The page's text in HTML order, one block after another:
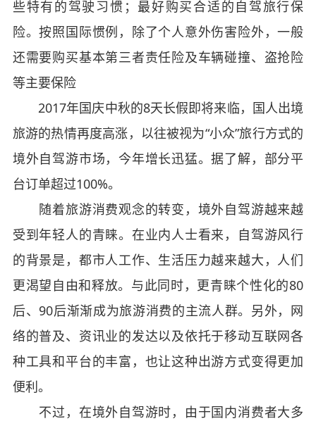
些特有的驾驶习惯；最好购买合适的自驾旅行保
险。按照国际惯例，除了个人意外伤害险外，一般
还需要购买基本第三者责任险及车辆碰撞、盗抢险
等主要保险
2017年国庆中秋的8天长假即将来临，国人出境
旅游的热情再度高涨，以往被视为“小众”旅行方式的
境外自驾游市场，今年增长迅猛。据了解，部分平
台订单超过100%。
随着旅游消费观念的转变，境外自驾游越来越
受到年轻人的青睐。在业内人士看来，自驾游风行
的背景是，都市人工作、生活压力越来越大，人们
更渴望自由和释放。与此同时，更青睐个性化的80
后、90后渐渐成为旅游消费的主流人群。另外，网
络的普及、资讯业的发达以及依托于移动互联网各
种工具和平台的丰富，也让这种出游方式变得更加
便利。
不过，在境外自驾游时，由于国内消费者大多